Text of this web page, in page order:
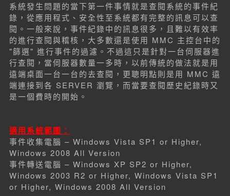
系統發生問題的當下第一件事情就是查閱系統的事件紀
錄，從應用程式、安全性至系統都有完整的訊息可以查
閱。一般來說，事件紀錄中的訊息很多，且難以有效率
的進行查閱與稽核，大多數還是使用 MMC 主控台中的
"篩選" 進行事件的過濾。不過這只是針對一台伺服器進
行查閱，當伺服器數量一多時，以前傳統的做法就是用
遠端桌面一台一台的去查閱，更聰明點則是用 MMC 遠
端連接到各 SERVER 瀏覽，而當要查閱歷史紀錄時又
是一個費時的開始。
適用系統範圍：
事件收集電腦 – Windows Vista SP1 or Higher,
Windows 2008 All Version
事件轉送電腦 – Windows XP SP2 or Higher,
Windows 2003 R2 or Higher, Windows Vista SP1
or Higher, Windows 2008 All Version